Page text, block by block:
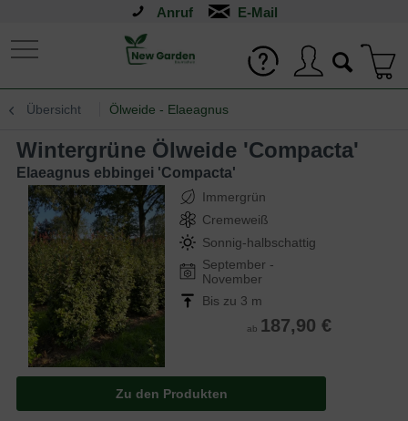
Anruf
Übersicht Ölweide - Elaeagnus
Wintergrüne Ölweide 'Compacta'
Elaeagnus ebbingei 'Compacta'
Immergrün
Cremeweiß
Sonnig-halbschattig
September -
November
Bis zu 3 m
ab 187,90 €
Zu den Produkten